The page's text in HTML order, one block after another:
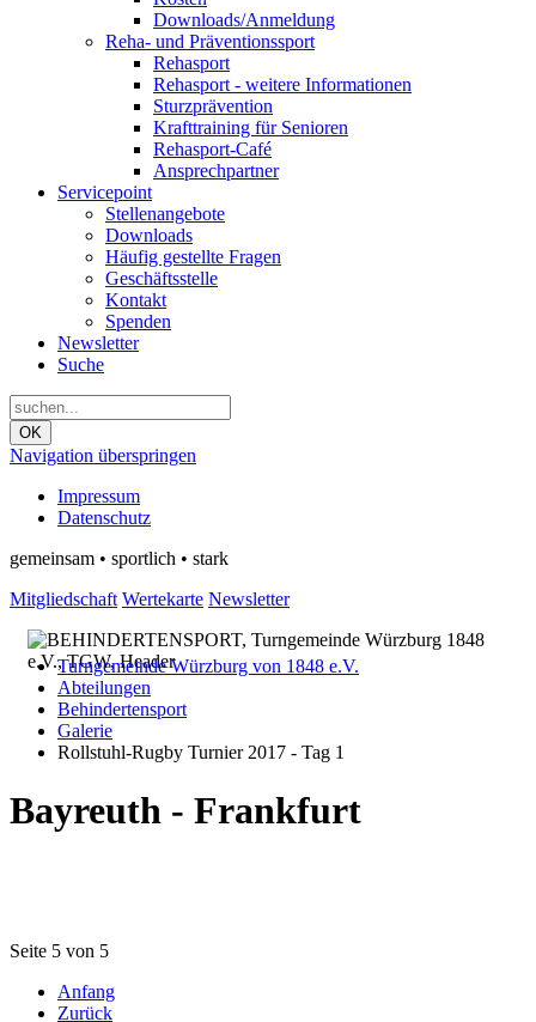
Downloads/Anmeldung
Reha- und Präventionssport
Rehasport
Rehasport - weitere Informationen
Sturzprävention
Krafttraining für Senioren
Rehasport-Café
Ansprechpartner
Servicepoint
Stellenangebote
Downloads
Häufig gestellte Fragen
Geschäftsstelle
Kontakt
Spenden
Newsletter
Suche
OK
Navigation überspringen
Impressum
Datenschutz
gemeinsam • sportlich • stark
Mitgliedschaft Wertekarte Newsletter
Turngemeinde Würzburg von 1848 e.V.
Abteilungen
Behindertensport
Galerie
Rollstuhl-Rugby Turnier 2017 - Tag 1
Bayreuth - Frankfurt
Seite 5 von 5
Anfang
Zurück